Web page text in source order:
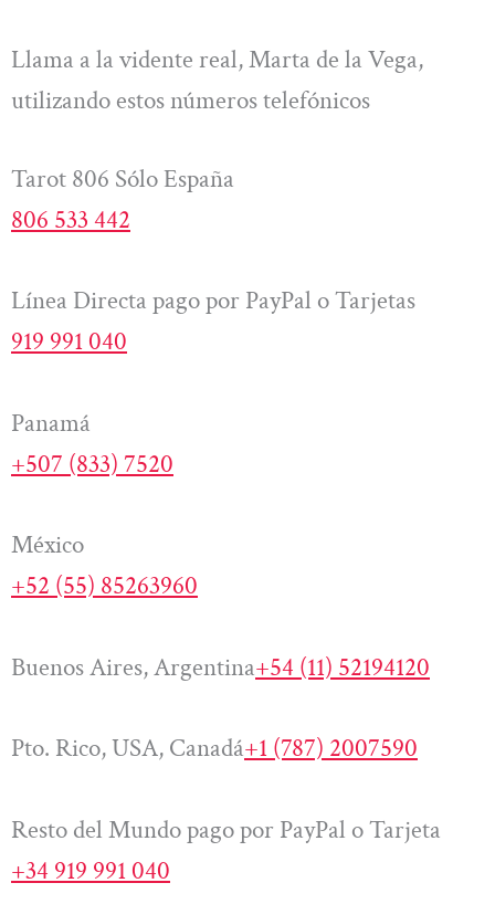
Llama a la vidente real, Marta de la Vega,
utilizando estos números telefónicos
Tarot 806 Sólo España
806 533 442
Línea Directa pago por PayPal o Tarjetas
919 991 040
Panamá
+507 (833) 7520
México
+52 (55) 85263960
Buenos Aires, Argentina+54 (11) 52194120
Pto. Rico, USA, Canadá+1 (787) 2007590
Resto del Mundo pago por PayPal o Tarjeta
+34 919 991 040